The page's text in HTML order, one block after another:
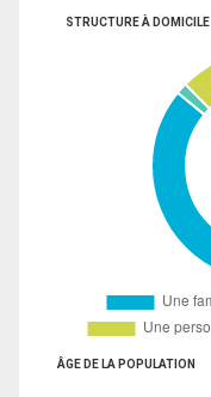
STRUCTURE À DOMICILE
ÂGE DE LA POPULATION